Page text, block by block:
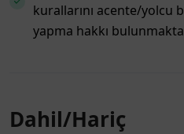
kurallarını acente/yolcu
yapma hakkı
Dahil/Hariç